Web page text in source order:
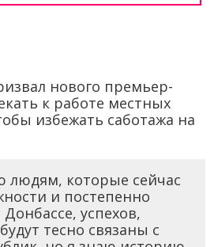
нового премьер-
к работе местных
избежать саботажа на
людям, которые сейчас
и постепенно
Донбассе, успехов,
тесно связаны с